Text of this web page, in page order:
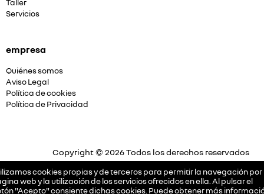
cookies propias y de terceros para permitir la navegación por
web y la utilización de los servicios ofrecidos en ella. Al pulsar el
"Acepto" consiente dichas cookies. Puede obtener más
Taller
Servicios
empresa
Quiénes somos
Aviso Legal
Política de cookies
Política de Privacidad
Copyright © 2026 Todos los derechos reservados
Plataforma Concesión byReleasemarketing S.L.